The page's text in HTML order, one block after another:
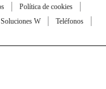
Política de cookies
Soluciones W
Teléfonos